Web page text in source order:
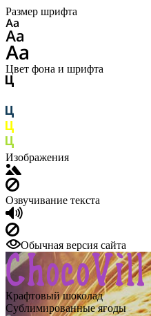
Размер шрифта
Цвет фона и шрифта
Изображения
Озвучивание текста
Обычная версия сайта
Крафтовый шоколад
Сублимированные ягоды